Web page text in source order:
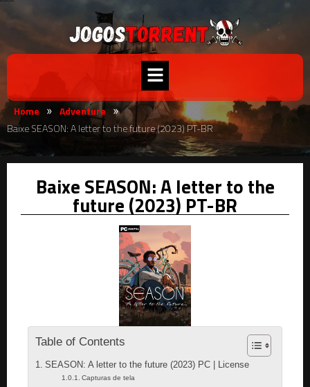
Home » Adventure »
Baixe SEASON: A letter to the future (2023) PT-BR
Baixe SEASON: A letter to the
future (2023) PT-BR
Table of Contents
SEASON: A letter to the future (2023) PC | License
Capturas de tela